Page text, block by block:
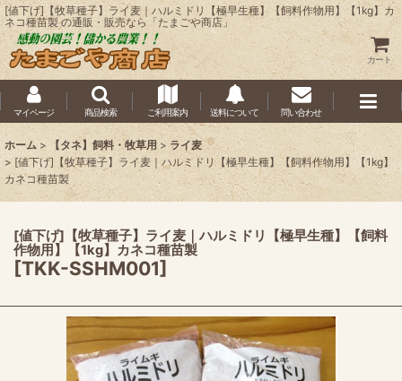
[値下げ]【牧草種子】ライ麦｜ハルミドリ【極早生種】【飼料作物用】【1kg】カ
ネコ種苗製 の通販・販売なら「たまごや商店」
カート
マイページ 商品検索 ご利用案内 送料について 問い合わせ
ホーム > 【タネ】飼料・牧草用 > ライ麦
> [値下げ]【牧草種子】ライ麦｜ハルミドリ【極早生種】【飼料作物用】【1kg】
カネコ種苗製
[値下げ]【牧草種子】ライ麦｜ハルミドリ【極早生種】【飼料
作物用】【1kg】カネコ種苗製
[TKK-SSHM001]